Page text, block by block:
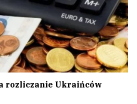
rozliczanie Ukraińców